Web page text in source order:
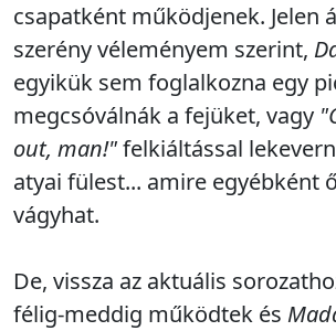
csapatként működjenek. Jelen
szerény véleményem szerint,
egyikük sem foglalkozna egy
megcsóválnák a fejüket, vagy
out, man!"felkiáltással
atyai fülest... amire egyébként
vágyhat.
De, vissza az aktuális
félig-meddig működtek és